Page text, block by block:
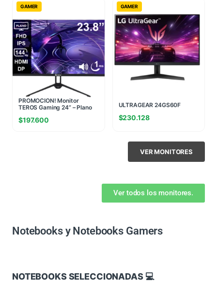
GAMER
PROMOCION! Monitor
TEROS Gaming 24” – Plano
USA)
$197.600
GAMER
ULTRAGEAR 24GS60F
(1823)
$230.128
VER MONITORES
Ver todos los monitores.
Notebooks y Notebooks Gamers
NOTEBOOKS SELECCIONADAS 💻